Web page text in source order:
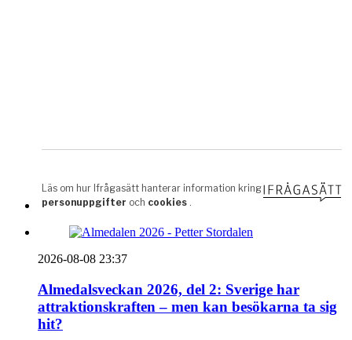
2026-08-08 23:37
Almedalsveckan 2026, del 2: Sverige har
attraktionskraften – men kan besökarna ta sig
hit?